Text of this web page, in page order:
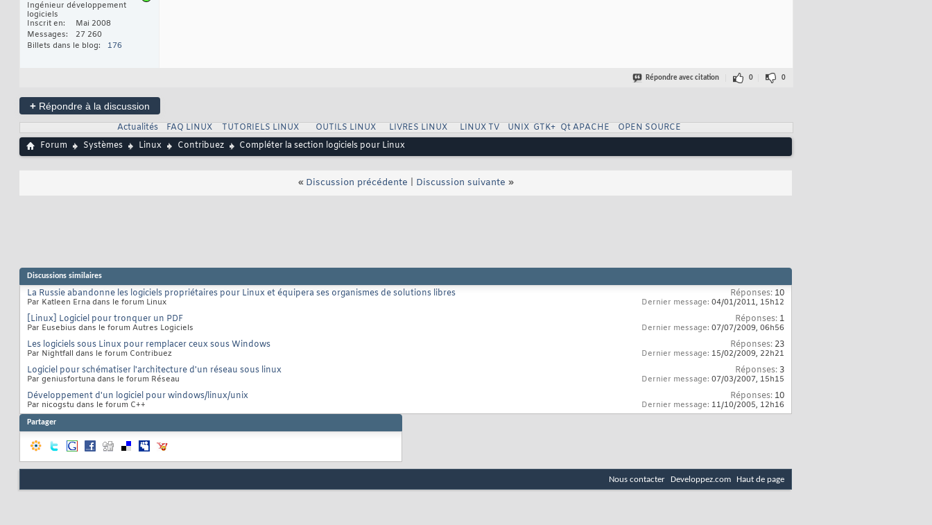
Ingénieur développement
logiciels
Inscrit en
Mai 2008
Messages
27 260
Billets dans le blog
176
Répondre avec citation 0 0
+ Répondre à la discussion
Actualités
FAQ LINUX TUTORIELS LINUX OUTILS LINUX LIVRES LINUX LINUX TV UNIX GTK+ Qt APACHE
OPEN SOURCE
Forum
Systèmes Linux Contribuez Compléter la section logiciels pour Linux
« Discussion précédente Discussion suivante »
Discussions similaires
La Russie abandonne les logiciels propriétaires pour Linux et équipera ses organismes de solutions libres
Par Katleen Erna dans le forum Linux
Réponses: 10
Dernier message: 04/01/2011, 15h12
[Linux] Logiciel pour tronquer un PDF
Par Eusebius dans le forum Autres Logiciels
Réponses: 1
Dernier message: 07/07/2009, 06h56
Les logiciels sous Linux pour remplacer ceux sous Windows
Par Nightfall dans le forum Contribuez
Réponses: 23
Dernier message: 15/02/2009, 22h21
Logiciel pour schématiser l'architecture d'un réseau sous linux
Par geniusfortuna dans le forum Réseau
Réponses: 3
Dernier message: 07/03/2007, 15h15
Développement d'un logiciel pour windows/linux/unix
Par nicogstu dans le forum C++
Réponses: 10
Dernier message: 11/10/2005, 12h16
Partager
Nous contacter Developpez.com Haut de page